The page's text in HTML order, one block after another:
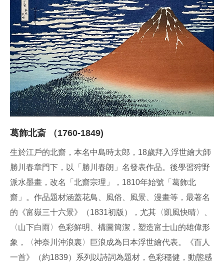
葛飾北斎 （1760-1849)
生於江戶的北齋，本名中島時太郎，18歲拜入浮世繪大師
勝川春章門下，以「勝川春朗」名發表作品。後學習狩野
派水墨畫，改名「北齋宗理」，1810年始號「葛飾北
齋」。作品題材涵蓋花鳥、風俗、風景、漫畫等，最著名
的《富嶽三十六景》（1831初版），尤其〈凱風快晴〉、
〈山下白雨〉色彩鮮明、構圖簡潔，塑造富士山的雄偉形
象，〈神奈川沖浪裏〉巨浪成為日本浮世繪代表。《百人
一首》（約1839）系列以詩詞為題材，色彩穩健，動態感